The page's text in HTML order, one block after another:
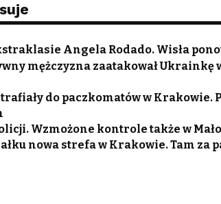
Angela Rodado. Wisła
mężczyzna zaatakował Ukrainkę
do paczkomatów w Krakowie.
Wzmożone kontrole także w
nowa strefa w Krakowie. Tam za